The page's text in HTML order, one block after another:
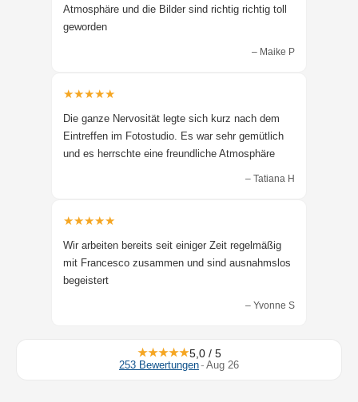
Atmosphäre und die Bilder sind richtig richtig toll
geworden
– Maike P
★★★★★
Die ganze Nervosität legte sich kurz nach dem
Eintreffen im Fotostudio. Es war sehr gemütlich
und es herrschte eine freundliche Atmosphäre
– Tatiana H
★★★★★
Wir arbeiten bereits seit einiger Zeit regelmäßig
mit Francesco zusammen und sind ausnahmslos
begeistert
– Yvonne S
★★★★★5,0 / 5
253 Bewertungen- Aug 26